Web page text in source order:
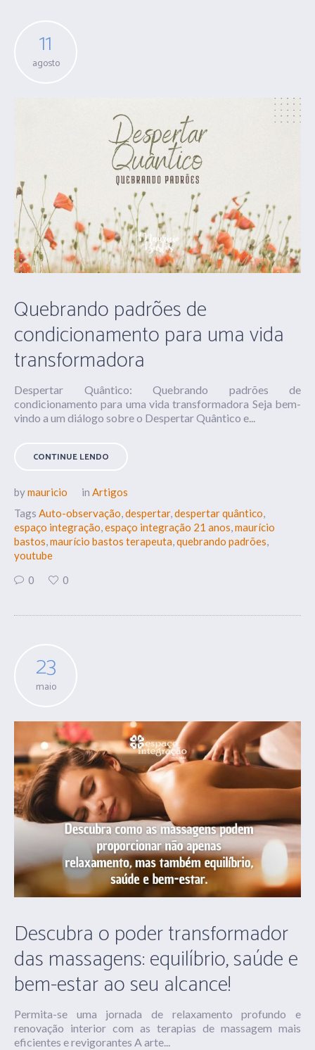
11
agosto
Quebrando padrões de
condicionamento para uma vida
transformadora
Despertar Quântico: Quebrando padrões de
condicionamento para uma vida transformadora Seja bem-
vindo a um diálogo sobre o Despertar Quântico e...
CONTINUE LENDO
bymauricio in Artigos
Tags Auto-observação,despertar,despertar quântico,
espaço integração,espaço integração 21 anos,maurício
bastos,maurício bastos terapeuta,quebrando padrões,
youtube
0
0
23
maio
Descubra o poder transformador
das massagens: equilíbrio, saúde e
bem-estar ao seu alcance!
Permita-se uma jornada de relaxamento profundo e
renovação interior com as terapias de massagem mais
eficientes e revigorantes A arte...